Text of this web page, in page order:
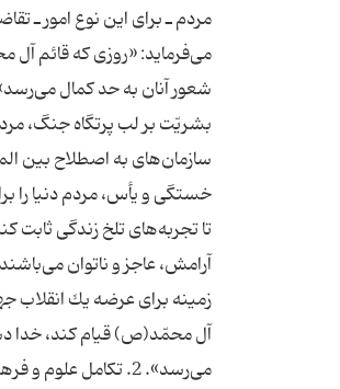
مردم ـ برای این نوع امور ـ
می‌فرماید: «روزی كه قائم آل
بشریّت بر لب پرتگاه جنگ،
سازمان‌های به اصطلاح بین
خستگی و یأس، مردم دنیا را
تا تجربه‌های تلخ زندگی
آرامش، عاجز و ناتوان
آل محمّد(ص) قیام كند، خدا
می‌رسد». 2. تكامل